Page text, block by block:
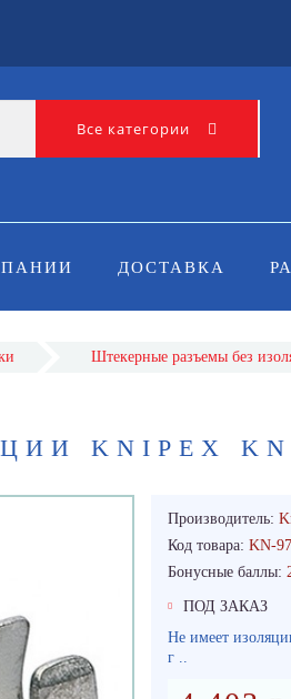
Все категории
ДОСТАВКА
Штекерные разъемы без
KNIPEX KN-
Производитель:
Код товара: KN-
Бонусные баллы:
ПОД ЗАКАЗ
Не имеет
г ..